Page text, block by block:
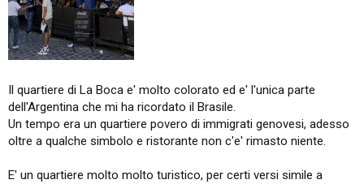
Il quartiere di La Boca e' molto colorato ed e' l'unica parte
dell'Argentina che mi ha ricordato il Brasile.
Un tempo era un quartiere povero di immigrati genovesi, adesso
oltre a qualche simbolo e ristorante non c'e' rimasto niente.
E' un quartiere molto molto turistico, per certi versi simile a